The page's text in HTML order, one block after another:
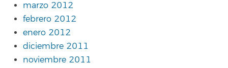
marzo 2012
febrero 2012
enero 2012
diciembre 2011
noviembre 2011